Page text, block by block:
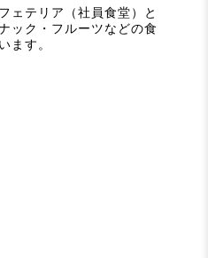
ェテリア（社員食堂）と
ック・フルーツなどの食
ます。